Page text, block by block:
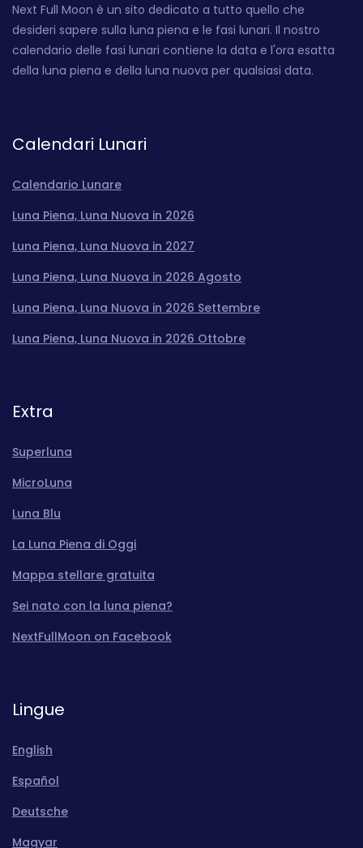
Next Full Moon è un sito dedicato a tutto quello che
desideri sapere sulla luna piena e le fasi lunari. Il nostro
calendario delle fasi lunari contiene la data e l'ora esatta
della luna piena e della luna nuova per qualsiasi data.
Calendari Lunari
Calendario Lunare
Luna Piena, Luna Nuova in 2026
Luna Piena, Luna Nuova in 2027
Luna Piena, Luna Nuova in 2026 Agosto
Luna Piena, Luna Nuova in 2026 Settembre
Luna Piena, Luna Nuova in 2026 Ottobre
Extra
Superluna
MicroLuna
Luna Blu
La Luna Piena di Oggi
Mappa stellare gratuita
Sei nato con la luna piena?
NextFullMoon on Facebook
Lingue
English
Español
Deutsche
Magyar